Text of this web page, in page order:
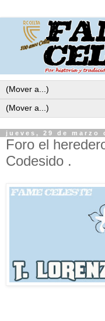
jueves, 29 de marzo
Foro el
Codesido .